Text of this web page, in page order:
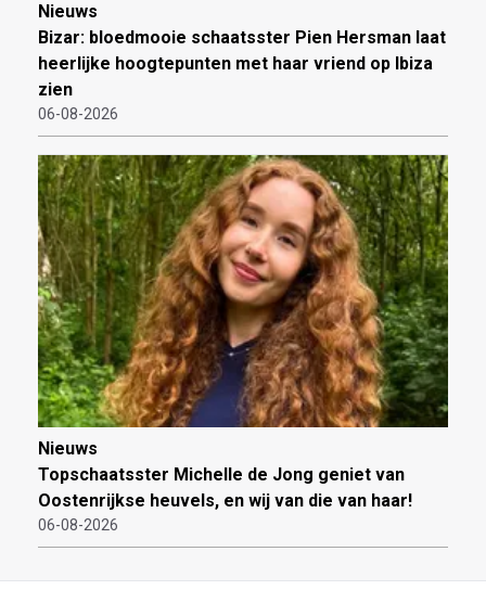
Nieuws
Bizar: bloedmooie schaatsster Pien Hersman laat
heerlijke hoogtepunten met haar vriend op Ibiza
zien
06-08-2026
Nieuws
Topschaatsster Michelle de Jong geniet van
Oostenrijkse heuvels, en wij van die van haar!
06-08-2026